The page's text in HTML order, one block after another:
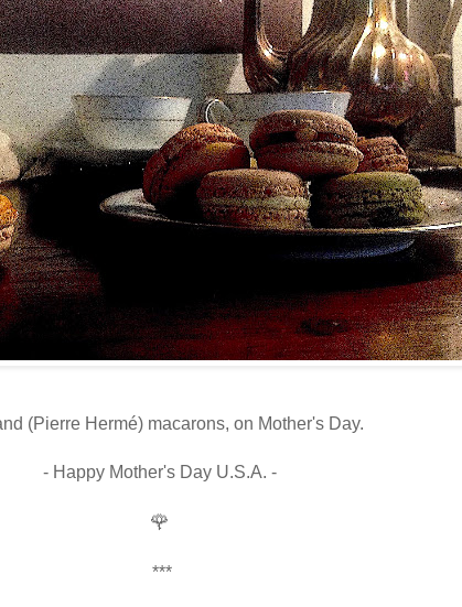
(Pierre Hermé) macarons, on Mother's Day.
- Happy Mother's Day U.S.A. -
🌹
***